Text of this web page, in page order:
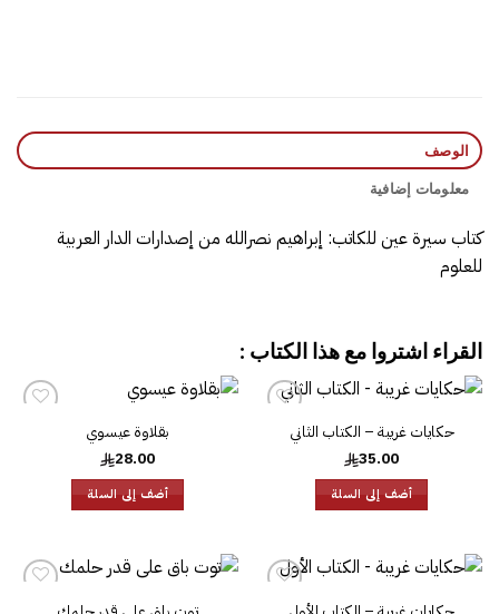
الوصف
معلومات إضافية
كتاب سيرة عين‎ للكاتب: إبراهيم نصرالله‎ من إصدارات الدار العربية
للعلوم‎
القراء اشتروا مع هذا الكتاب :
إضافةحكايات غريبة – الكتاب الثاني
35.00
أضف إلى السلة
بقلاوة عيسوي
28.00
أضف إلى السلة
إضافة